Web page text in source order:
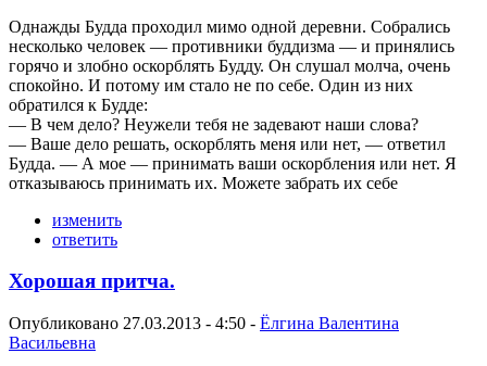
Однажды Будда проходил мимо одной деревни. Собрались
несколько человек — противники буддизма — и принялись
горячо и злобно оскорблять Будду. Он слушал молча, очень
спокойно. И потому им стало не по себе. Один из них
обратился к Будде:
— В чем дело? Неужели тебя не задевают наши слова?
— Ваше дело решать, оскорблять меня или нет, — ответил
Будда. — А мое — принимать ваши оскорбления или нет. Я
отказываюсь принимать их. Можете забрать их себе
изменить
ответить
Хорошая притча.
Опубликовано 27.03.2013 - 4:50 - Ёлгина Валентина
Васильевна